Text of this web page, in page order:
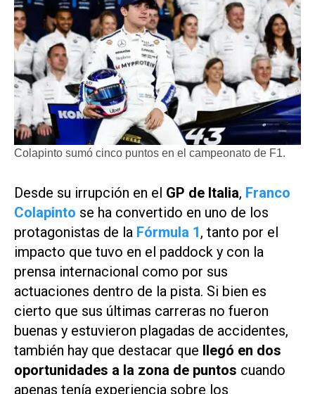
Colapinto sumó cinco puntos en el campeonato de F1.
Desde su irrupción en el GP de Italia, Franco
Colapinto se ha convertido en uno de los
protagonistas de la Fórmula 1, tanto por el
impacto que tuvo en el paddock y con la
prensa internacional como por sus
actuaciones dentro de la pista. Si bien es
cierto que sus últimas carreras no fueron
buenas y estuvieron plagadas de accidentes,
también hay que destacar que llegó en dos
oportunidades a la zona de puntos cuando
apenas tenía experiencia sobre los